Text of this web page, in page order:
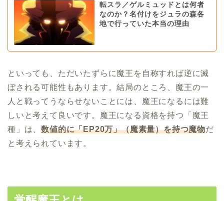
転スラ／ゲルミュッドとは何者
なのか？名付けをジュラの森各
地で行っていた本当の理由
といっても、ただいたずらに魔王を自称すれば逆に滅
ぼされる可能性もあります。結局のところ、魔王の一
人と戦ってうならせないことには、魔王になるには難
しいと考えて良いです。魔王になる資格を持つ「魔王
種」は、数値的に「EP20万」（魔素量）を持つ魔物だ
と考えられています。